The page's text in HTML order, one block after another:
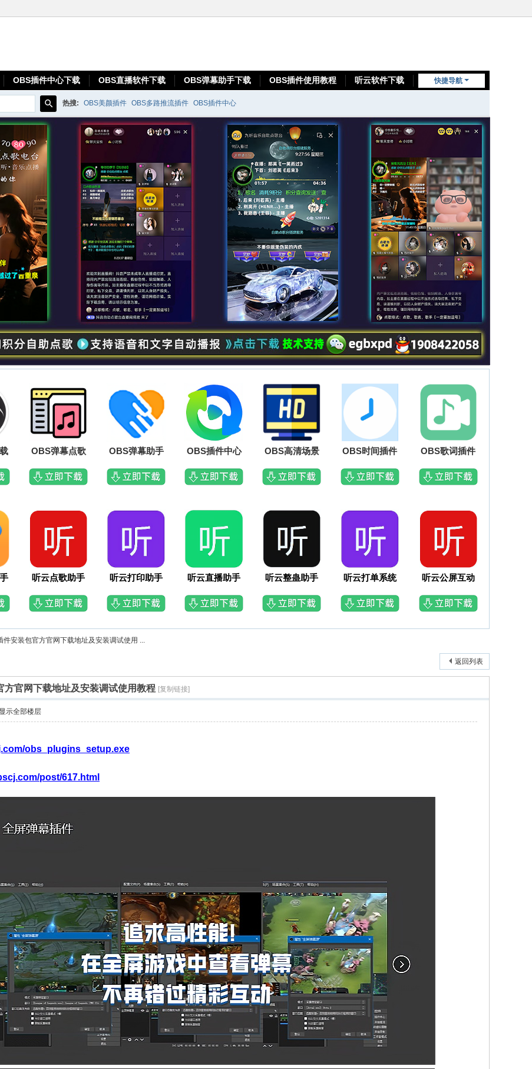
快捷导航
OBS插件中心下载 OBS直播软件下载 OBS弹幕助手下载 OBS插件使用教程 听云软件下载
搜
索
热搜: OBS美颜插件 OBS多路推流插件 OBS插件中心
OBS弹幕点歌 OBS弹幕助手 OBS插件中心 OBS高清场景 OBS时间插件 OBS歌词插件
听云点歌助手 听云打印助手 听云直播助手 听云整蛊助手 听云打单系统 听云公屏互动
件安装包官方官网下载地址及安装调试使用 ...
返回列表
方官网下载地址及安装调试使用教程 [复制链接]
显示全部楼层
obs_plugins_setup.exe
post/617.html